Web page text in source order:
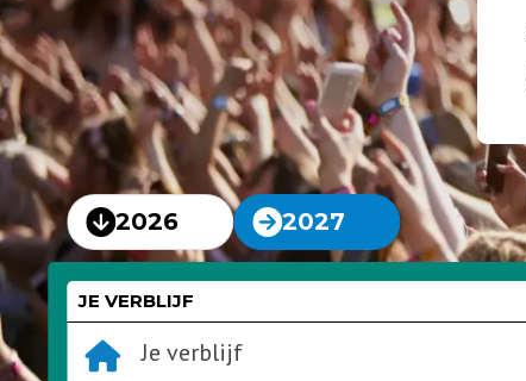
2026 2027
JE VERBLIJF
Je verblijf